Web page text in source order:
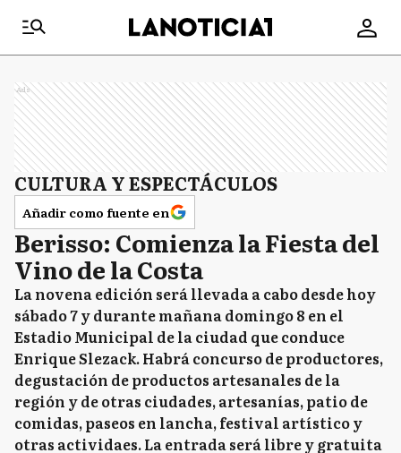
Ads
CULTURA Y ESPECTÁCULOS
Añadir como fuente en
Berisso: Comienza la Fiesta del
Vino de la Costa
La novena edición será llevada a cabo desde hoy
sábado 7 y durante mañana domingo 8 en el
Estadio Municipal de la ciudad que conduce
Enrique Slezack. Habrá concurso de productores,
degustación de productos artesanales de la
región y de otras ciudades, artesanías, patio de
comidas, paseos en lancha, festival artístico y
otras actividaes. La entrada será libre y gratuita